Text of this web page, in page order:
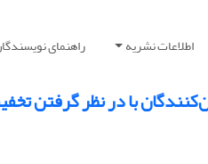
اطلاعات نشریه راهنمای
با در نظر